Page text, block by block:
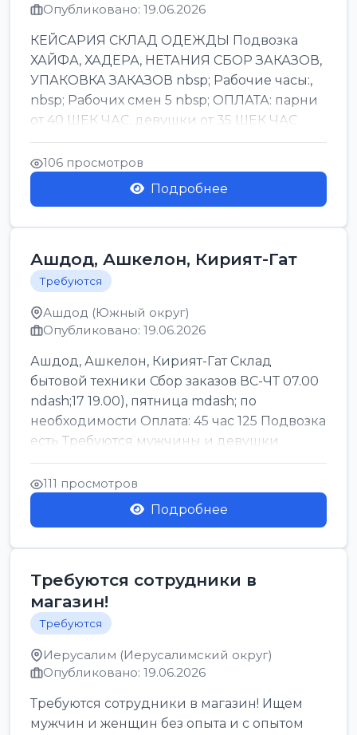
Опубликовано: 19.06.2026
КЕЙСАРИЯ СКЛАД ОДЕЖДЫ Подвозка
ХАЙФА, ХАДЕРА, НЕТАНИЯ СБОР ЗАКАЗОВ,
УПАКОВКА ЗАКАЗОВ nbsp; Рабочие часы:,
nbsp; Рабочих смен 5 nbsp; ОПЛАТА: парни
от 40 ШЕК ЧАС, девушки от 35 ШЕК ЧАС
БОНУСЫ 1500 ШЕК ...
106 просмотров
Подробнее
Ашдод, Ашкелон, Кирият-Гат
Требуются
Ашдод (Южный округ)
Опубликовано: 19.06.2026
Ашдод, Ашкелон, Кирият-Гат Склад
бытовой техники Сбор заказов ВС-ЧТ 07.00
ndash;17 19.00), пятница mdash; по
необходимости Оплата: 45 час 125 Подвозка
есть Требуются мужчины и девушки
Только официальн...
111 просмотров
Подробнее
Требуются сотрудники в
магазин!
Требуются
Иерусалим (Иерусалимский округ)
Опубликовано: 19.06.2026
Требуются сотрудники в магазин! Ищем
мужчин и женщин без опыта и с опытом